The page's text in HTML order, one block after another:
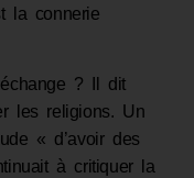
la connerie
? Il dit
les religions. Un
« d’avoir des
à critiquer la